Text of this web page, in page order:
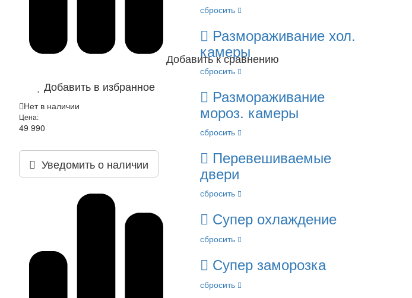
Добавить к сравнению
Добавить в избранное
Нет в наличии
Цена:
49 990
Уведомить о наличии
сбросить
Размораживание хол.
камеры
сбросить
Размораживание
мороз. камеры
сбросить
Перевешиваемые
двери
сбросить
Супер охлаждение
сбросить
Супер заморозка
сбросить